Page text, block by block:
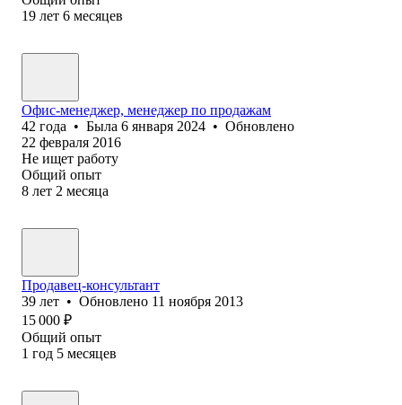
19 лет 6 месяцев
Офис-менеджер, менеджер по продажам
42 года • Была 6 января 2024 • Обновлено
22 февраля 2016
Не ищет работу
Общий опыт
8 лет 2 месяца
Продавец-консультант
39 лет • Обновлено 11 ноября 2013
15 000 ₽
Общий опыт
1 год 5 месяцев